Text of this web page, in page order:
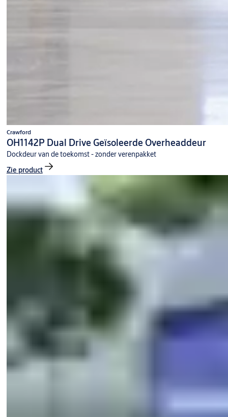
Crawford
OH1142P Dual Drive Geïsoleerde Overheaddeur
Dockdeur van de toekomst - zonder verenpakket
Zie product